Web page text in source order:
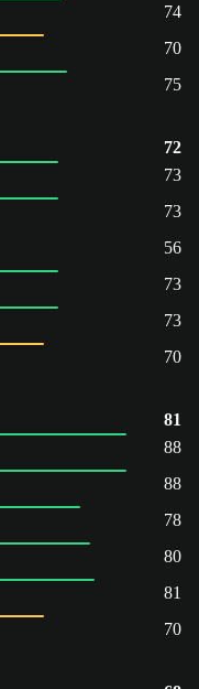
74
70
75
72
73
73
56
73
73
70
81
88
88
78
80
81
70